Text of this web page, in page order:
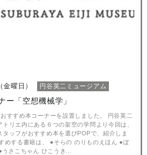
曜日） 円谷英二ミュージアム
ー「空想機械学」
すすめ本コーナーを設置しました。 円谷英二
トリエ内にある６つの架空の学問より今回は、
タッフがおすすめ本を選びPOPで、紹介しま
めする書籍は、 ●そらの のりものえほん ●ぼ
うさこちゃん ひこうき...